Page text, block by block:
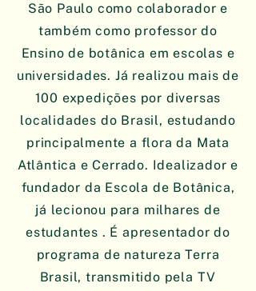
São Paulo como colaborador e
também como professor do
Ensino de botânica em escolas e
universidades. Já realizou mais de
100 expedições por diversas
localidades do Brasil, estudando
principalmente a flora da Mata
Atlântica e Cerrado. Idealizador e
fundador da Escola de Botânica,
já lecionou para milhares de
estudantes . É apresentador do
programa de natureza Terra
Brasil, transmitido pela TV